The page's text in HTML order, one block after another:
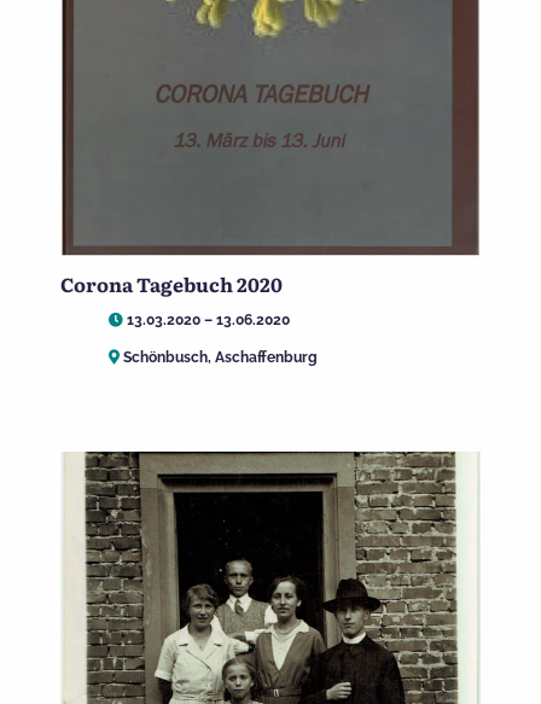
Corona Tagebuch 2020
13.03.2020 – 13.06.2020
Schönbusch, Aschaffenburg